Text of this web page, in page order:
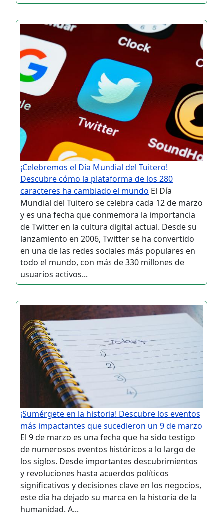
¡Celebremos el Día Mundial del Tuitero!
Descubre cómo la plataforma de los 280
caracteres ha cambiado el mundo El Día
Mundial del Tuitero se celebra cada 12 de marzo
y es una fecha que conmemora la importancia
de Twitter en la cultura digital actual. Desde su
lanzamiento en 2006, Twitter se ha convertido
en una de las redes sociales más populares en
todo el mundo, con más de 330 millones de
usuarios activos...
¡Sumérgete en la historia! Descubre los eventos
más impactantes que sucedieron un 9 de marzo
El 9 de marzo es una fecha que ha sido testigo
de numerosos eventos históricos a lo largo de
los siglos. Desde importantes descubrimientos
y revoluciones hasta acuerdos políticos
significativos y decisiones clave en los negocios,
este día ha dejado su marca en la historia de la
humanidad. A...